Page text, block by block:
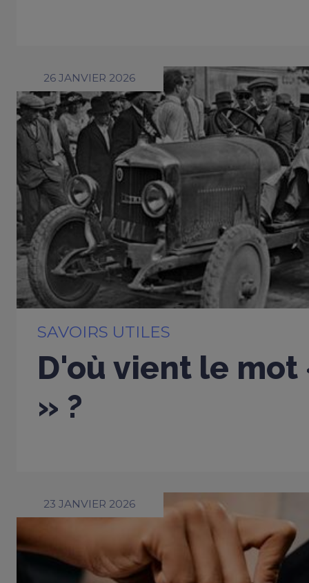
26 JANVIER 2026
SAVOIRS UTILES
D'où vient le
» ?
23 JANVIER 2026